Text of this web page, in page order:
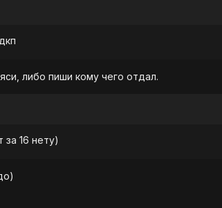
либо пиши кому чего отдал.
за 16 нету)